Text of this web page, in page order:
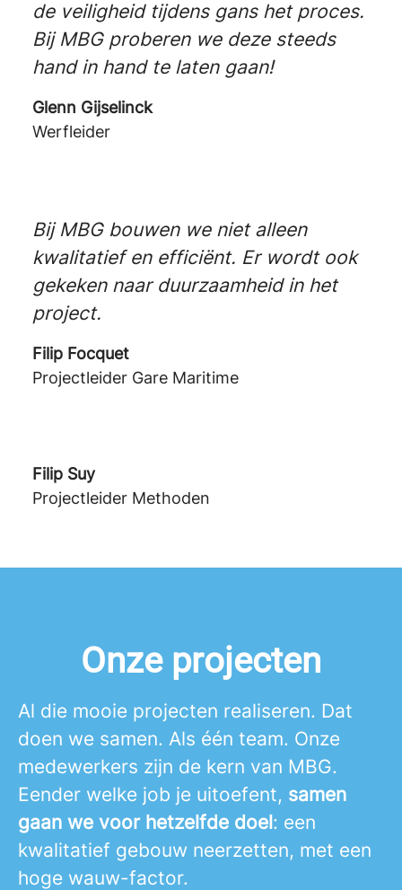
de veiligheid tijdens gans het proces.
Bij MBG proberen we deze steeds
hand in hand te laten gaan!
Glenn Gijselinck
Werfleider
Bij MBG bouwen we niet alleen
kwalitatief en efficiënt. Er wordt ook
gekeken naar duurzaamheid in het
project.
Filip Focquet
Projectleider Gare Maritime
Filip Suy
Projectleider Methoden
Onze projecten
Al die mooie projecten realiseren. Dat
doen we samen. Als één team. Onze
medewerkers zijn de kern van MBG.
Eender welke job je uitoefent, samen
gaan we voor hetzelfde doel: een
kwalitatief gebouw neerzetten, met een
hoge wauw-factor.